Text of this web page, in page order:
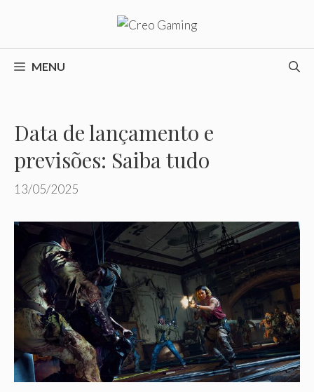
o
conteúdoMENU
Data de lançamento e
previsões: Saiba tudo
13/05/2025